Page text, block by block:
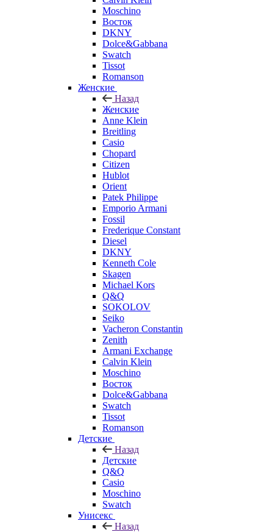
Moschino
Восток
DKNY
Dolce&Gabbana
Swatch
Tissot
Romanson
Женские
Назад
Женские
Anne Klein
Breitling
Casio
Chopard
Citizen
Hublot
Orient
Patek Philippe
Emporio Armani
Fossil
Frederique Constant
Diesel
DKNY
Kenneth Cole
Skagen
Michael Kors
Q&Q
SOKOLOV
Seiko
Vacheron Constantin
Zenith
Armani Exchange
Calvin Klein
Moschino
Восток
Dolce&Gabbana
Swatch
Tissot
Romanson
Детские
Назад
Детские
Q&Q
Casio
Moschino
Swatch
Унисекс
Назад